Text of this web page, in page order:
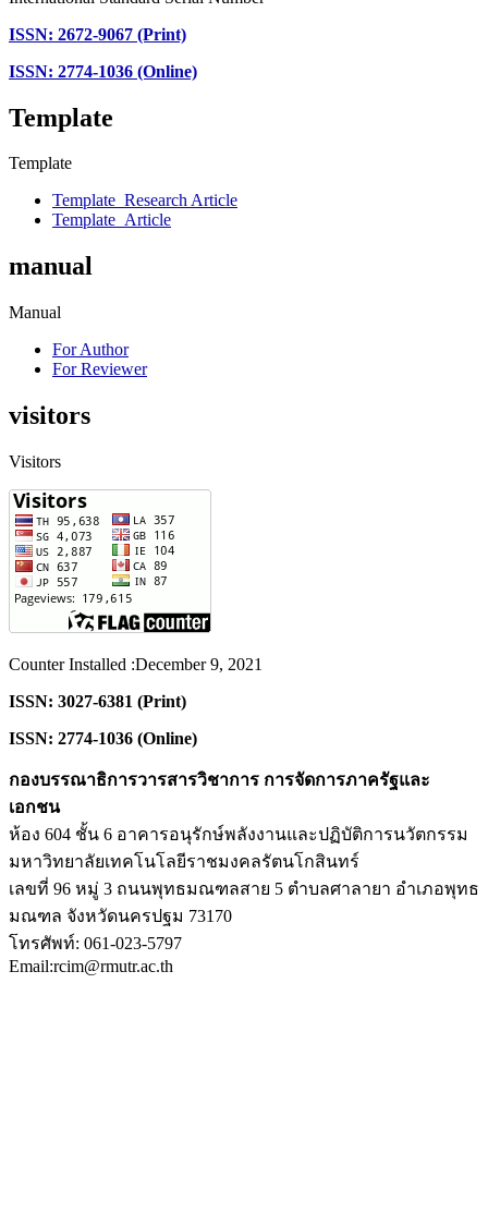
ISSN: 2672-9067 (Print)
ISSN: 2774-1036 (Online)
Template
Template
Template_Research Article
Template_Article
manual
Manual
For Author
For Reviewer
visitors
Visitors
Counter Installed :December 9, 2021
ISSN: 3027-6381 (Print)
ISSN: 2774-1036 (Online)
กองบรรณาธิการวารสารวิชาการ การจัดการภาครัฐและ
เอกชน
ห้อง 604 ชั้น 6 อาคารอนุรักษ์พลังงานและปฏิบัติการนวัตกรรม
มหาวิทยาลัยเทคโนโลยีราชมงคลรัตนโกสินทร์
เลขที่ 96 หมู่ 3 ถนนพุทธมณฑลสาย 5 ตำบลศาลายา อำเภอพุทธ
มณฑล จังหวัดนครปฐม 73170
โทรศัพท์: 061-023-5797
Email:rcim@rmutr.ac.th